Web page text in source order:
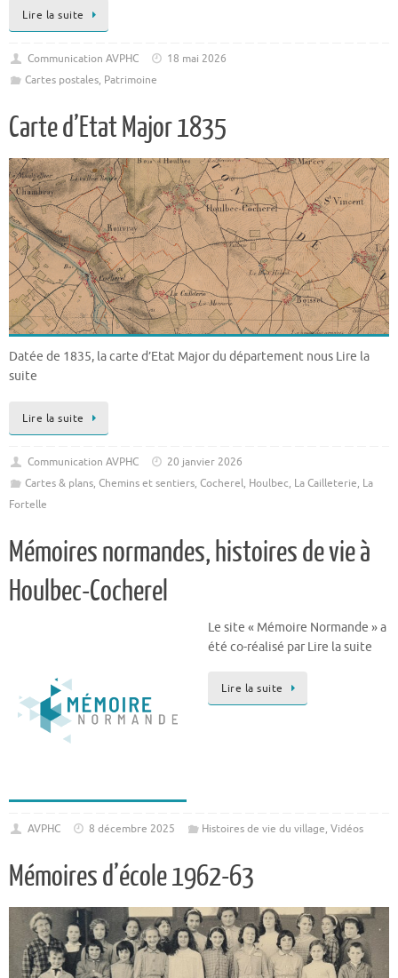
Lire la suite
Communication AVPHC
18 mai 2026
Cartes postales, Patrimoine
Carte d’Etat Major 1835
Datée de 1835, la carte d’Etat Major du département nous Lire la
suite
Lire la suite
Communication AVPHC
20 janvier 2026
Cartes & plans, Chemins et sentiers, Cocherel, Houlbec, La Cailleterie, La
Fortelle
Mémoires normandes, histoires de vie à
Houlbec-Cocherel
Le site « Mémoire Normande » a
été co-réalisé par Lire la suite
Lire la suite
AVPHC 8 décembre 2025 Histoires de vie du village, Vidéos
Mémoires d’école 1962-63